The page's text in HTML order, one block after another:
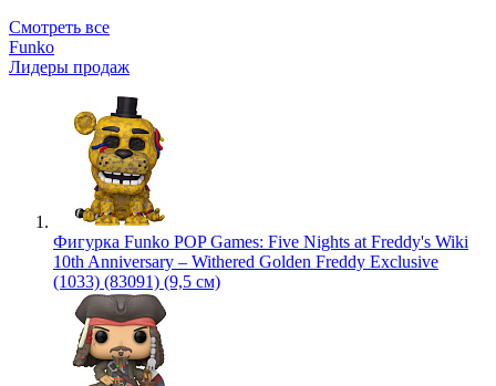
Смотреть все
Funko
Лидеры продаж
Фигурка Funko POP Games: Five Nights at Freddy's Wiki
10th Anniversary – Withered Golden Freddy Exclusive
(1033) (83091) (9,5 см)